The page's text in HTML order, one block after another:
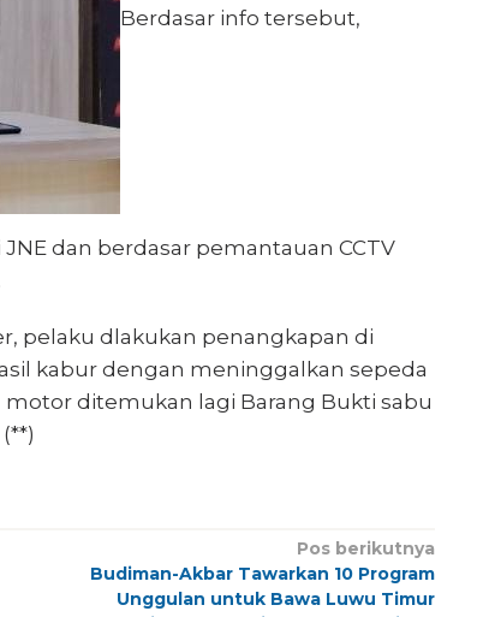
Berdasar info tersebut,
dan berdasar pemantauan CCTV
pelaku dlakukan penangkapan di
kabur dengan meninggalkan sepeda
ditemukan lagi Barang Bukti sabu
Pos berikutnya
Budiman-Akbar Tawarkan 10 Program
Unggulan untuk Bawa Luwu Timur